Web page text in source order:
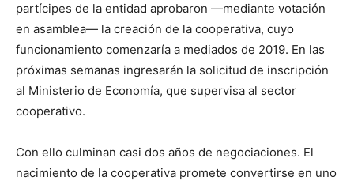
partícipes de la entidad aprobaron —mediante votación
en asamblea— la creación de la cooperativa, cuyo
funcionamiento comenzaría a mediados de 2019. En las
próximas semanas ingresarán la solicitud de inscripción
al Ministerio de Economía, que supervisa al sector
cooperativo.
Con ello culminan casi dos años de negociaciones. El
nacimiento de la cooperativa promete convertirse en uno